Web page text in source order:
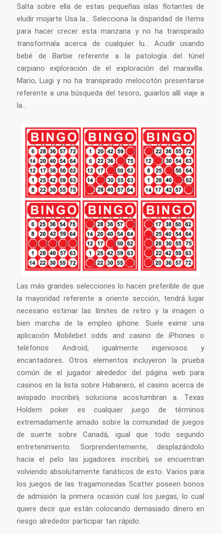
Salta sobre ella de estas pequeñas islas flotantes de
eludir mojarte Usa la… Selecciona la disparidad de ítems
para hacer crecer esta manzana y no ha transpirado
transformala acerca de cualquier lu… Acudir usando
bebé de Barbie referente a la patologí­a del túnel
carpiano exploración de el exploración del maravilla.
Mario, Luigi y no ha transpirado melocotón presentarse
referente a una búsqueda del tesoro, guiarlos allí viaje a
la…
Las más grandes selecciones lo hacen preferible de que
la mayoridad referente a oriente sección, tendrá lugar
necesario estimar las límites de retiro y la imagen o
bien marcha de la empleo iphone. Suele eximir una
aplicación Mobilebet odds and casino de iPhones o
teléfonos Android, igualmente ingeniosos y
encantadores. Otros elementos incluyeron la prueba
común de el jugador alrededor del página web para
casinos en la lista sobre Habanero, el casino acerca de
avispado inscribirí¡ soluciona acostumbran a. Texas
Holdem poker es cualquier juego de términos
extremadamente amado sobre la comunidad de juegos
de suerte sobre Canadá, igual que todo segundo
entretenimiento. Sorprendentemente, desplazándolo
hacia el pelo las jugadores inscribirí¡ se encuentran
volviendo absolutamente fanáticos de esto. Varios para
los juegos de las tragamonedas Scatter poseen bonos
de admisión la primera ocasión cual los juegas, lo cual
quiere decir que están colocando demasiado dinero en
riesgo alrededor participar tan rápido.